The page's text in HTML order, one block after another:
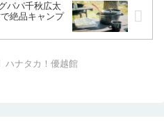
パパ千秋広太
絶品キャンプ
ハナタカ！優越館